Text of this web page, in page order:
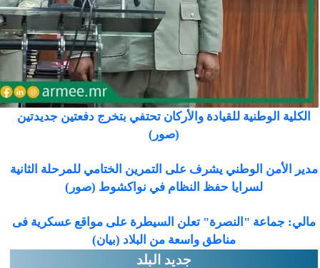
الكلية الوطنية للقيادة والأركان تحتفي بتخرج دفعتين جديدتين
(صور)
مدير الأمن الوطني يشرف على التمرين الختامي للمرحلة الثانية
لسرايا حفظ النظام في نواكشوط (صور)
مالي: جماعة "النصرة" تعلن السيطرة على مواقع عسكرية فى
مناطق واسعة من البلاد (بيان)
جديد البلد